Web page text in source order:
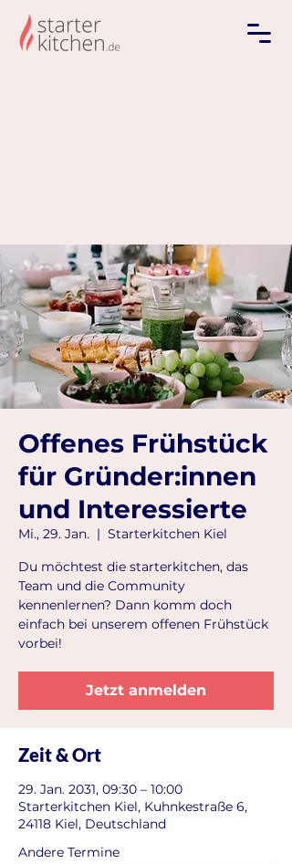
Offenes Frühstück
für Gründer:innen
und Interessierte
Mi., 29. Jan.
  |
Starterkitchen Kiel
Du möchtest die starterkitchen, das
Team und die Community
kennenlernen? Dann komm doch
einfach bei unserem offenen Frühstück
vorbei!
Jetzt anmelden
Zeit & Ort
29. Jan. 2031, 09:30 – 10:00
Starterkitchen Kiel, Kuhnkestraße 6,
24118 Kiel, Deutschland
Andere Termine